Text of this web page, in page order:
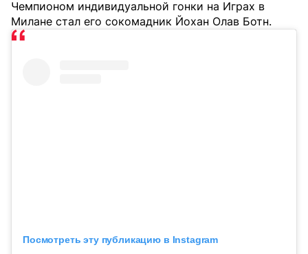
Чемпионом индивидуальной гонки на Играх в
Милане стал его сокомадник Йохан Олав Ботн.
Посмотреть эту публикацию в Instagram